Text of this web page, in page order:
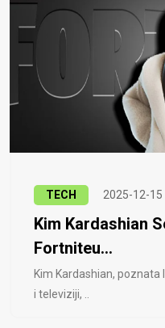
TECH 2025-12-15
Kim Kardashian
Fortniteu...
Kim Kardashian,
i televiziji, ..